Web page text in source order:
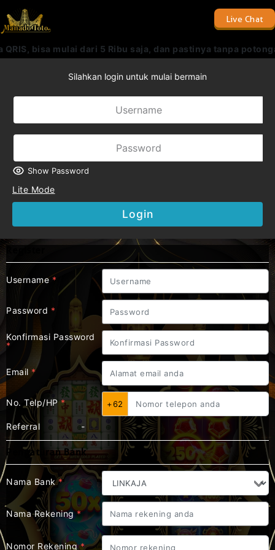
Live Chat
bisa mulai dari 5 Ribu saja, dan pastinya tanpa
Silahkan login untuk mulai bermain
Show Password
Lite Mode
Login
Username*
Password *
Konfirmasi Password
*
Email *
No. Telp/HP * +62
Referral -
Pengaturan Bank
Nama Bank*
Nama Rekening*
Nomor Rekening*